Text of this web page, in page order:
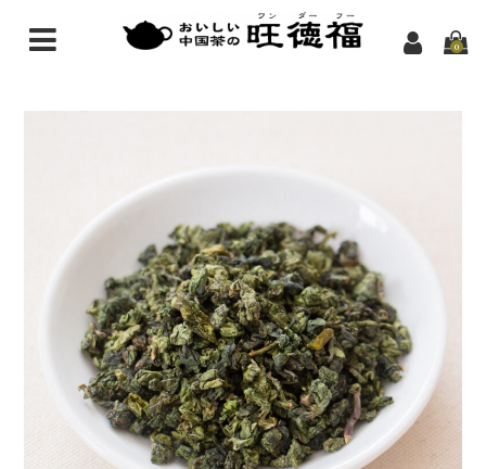
0
おいしい中国茶
お茶の効能
店舗紹介
旺徳福の由来
メディア掲載